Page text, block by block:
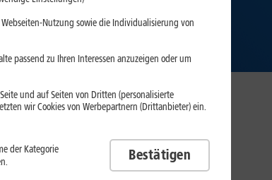
Serie
Nutzung sowie die Individualisierung von
passend zu Ihren Interessen anzuzeigen oder um
und auf Seiten von Dritten (personalisierte
wir Cookies von Werbepartnern (Drittanbieter) ein.
der Kategorie
Bestätigen